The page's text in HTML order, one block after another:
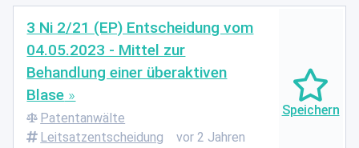
3 Ni 2/21 (EP) Entscheidung vom
04.05.2023 - Mittel zur
Behandlung einer überaktiven
Blase
Patentanwälte
Leitsatzentscheidung
vor 2 Jahren